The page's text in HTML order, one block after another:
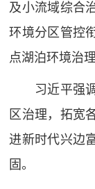
及小流域综合
环境分区管控
点湖泊环境治理
习近平强
区治理，拓宽
进新时代兴边
固。